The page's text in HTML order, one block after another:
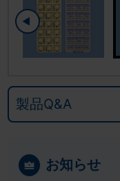
製品Q&A
お知らせ